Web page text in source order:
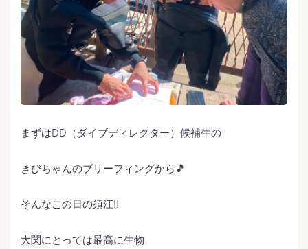
まずはDD（ダイブディレクター）候補生の
きびちゃんのブリーフィングから🎵
そんなこの日の須江‼️
大関にとっては最高に生物